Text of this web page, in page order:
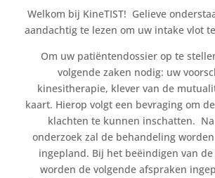
Welkom bij KineTIST! Gelieve
aandachtig te lezen om uw intake vlot
Om uw patiëntendossier op te
volgende zaken nodig: uw
kinesitherapie, klever van de
kaart. Hierop volgt een bevraging om
klachten te kunnen inschatten.
onderzoek zal de behandeling
ingepland. Bij het beëindigen van
worden de volgende afspraken